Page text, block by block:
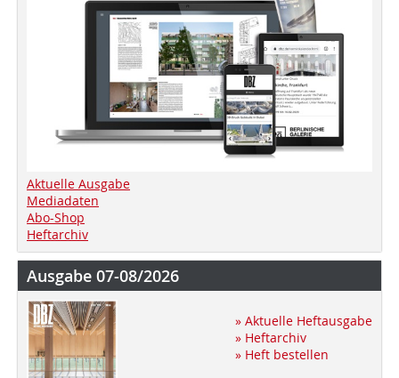
Aktuelle Ausgabe
Mediadaten
Abo-Shop
Heftarchiv
Ausgabe 07-08/2026
» Aktuelle Heftausgabe
» Heftarchiv
» Heft bestellen